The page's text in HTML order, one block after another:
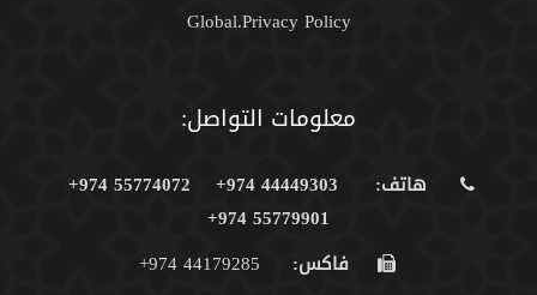
Global.Privacy Policy
معلومات التواصل:
هاتف: 44449303 974+
55774072 974+
55779901 974+
فاكس: